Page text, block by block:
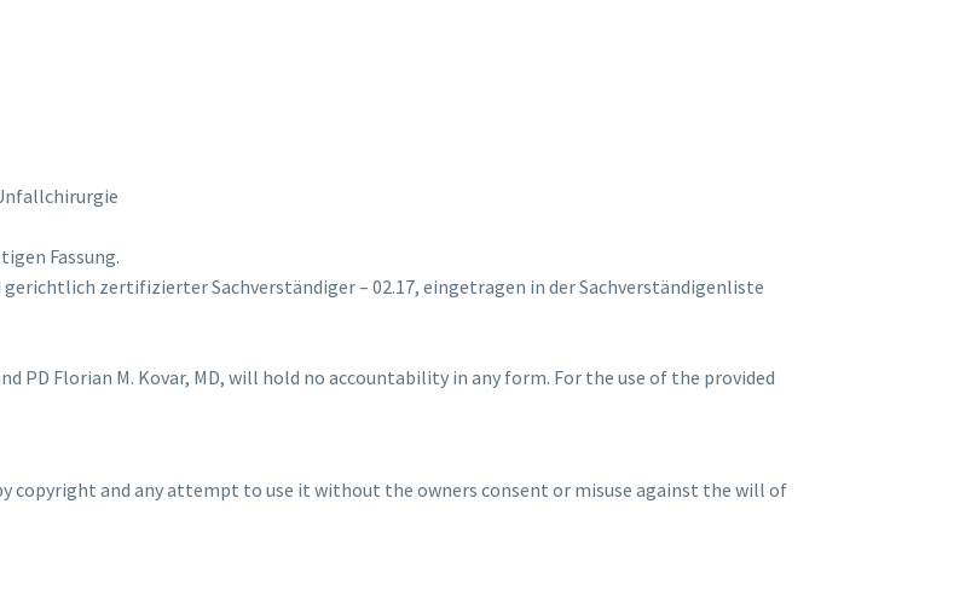
Fassung.
zertifizierter Sachverständiger – 02.17, eingetragen in der Sachverständigenliste
PD Florian M. Kovar, MD, will hold no accountability in any form. For the use of the provided
copyright and any attempt to use it without the owners consent or misuse against the will of